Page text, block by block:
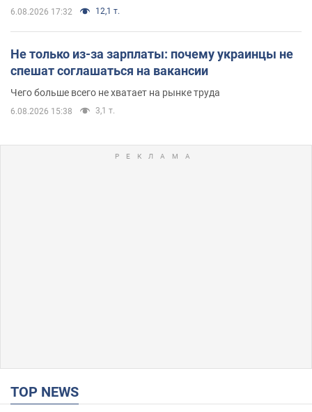
6.08.2026 17:32 12,1 т.
Не только из-за зарплаты: почему украинцы не
спешат соглашаться на вакансии
Чего больше всего не хватает на рынке труда
6.08.2026 15:38 3,1 т.
TOP NEWS